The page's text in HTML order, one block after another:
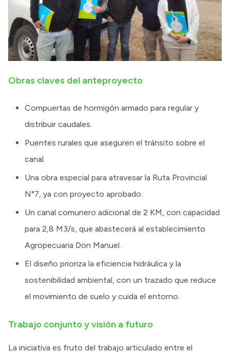
Obras claves del anteproyecto
Compuertas de hormigón armado para regular y
distribuir caudales.
Puentes rurales que aseguren el tránsito sobre el
canal.
Una obra especial para atravesar la Ruta Provincial
N°7, ya con proyecto aprobado.
Un canal comunero adicional de 2 KM, con capacidad
para 2,8 M3/s, que abastecerá al establecimiento
Agropecuaria Don Manuel.
El diseño prioriza la eficiencia hidráulica y la
sostenibilidad ambiental, con un trazado que reduce
el movimiento de suelo y cuida el entorno.
Trabajo conjunto y visión a futuro
La iniciativa es fruto del trabajo articulado entre el